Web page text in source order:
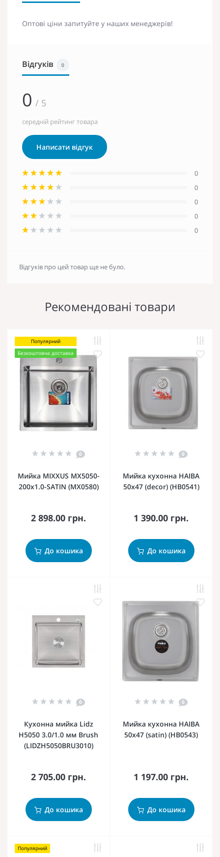
Оптові ціни запитуйте у наших менеджерів!
Відгуків 0
0 / 5
середній рейтинг товара
Написати відгук
0
0
0
0
0
Відгуків про цей товар ще не було.
Рекомендовані товари
Популярний
Безкоштовна доставка
0
Мийка MIXXUS MX5050-
200x1.0-SATIN (MX0580)
2 898.00 грн.
До кошика
0
Мийка кухонна HAIBA
50x47 (decor) (HB0541)
1 390.00 грн.
До кошика
0
Кухонна мийка Lidz
H5050 3.0/1.0 мм Brush
(LIDZH5050BRU3010)
2 705.00 грн.
До кошика
0
Мийка кухонна HAIBA
50x47 (satin) (HB0543)
1 197.00 грн.
До кошика
Популярний